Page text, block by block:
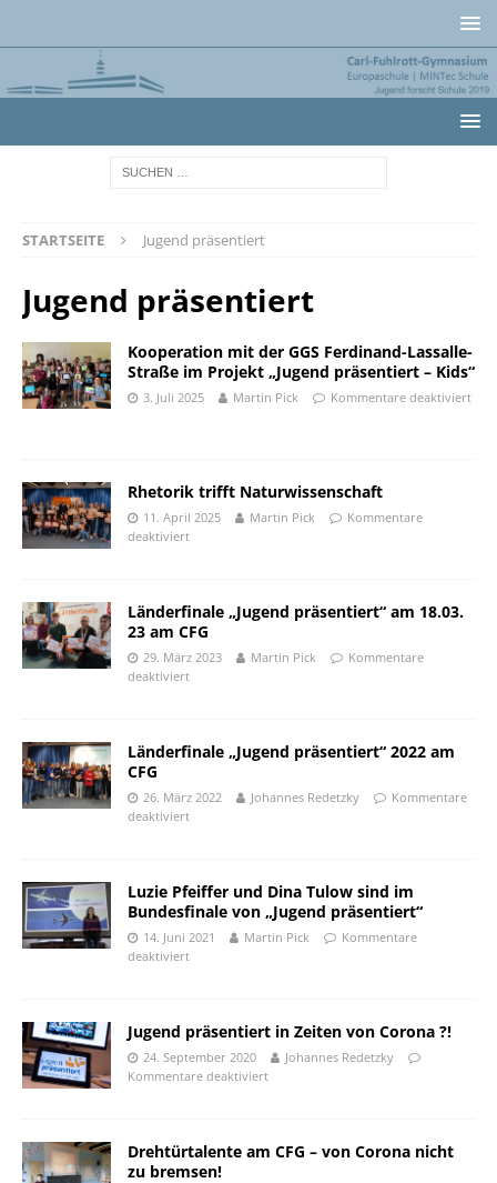
STARTSEITE Jugend präsentiert
Jugend präsentiert
Kooperation mit der GGS Ferdinand-Lassalle-
Straße im Projekt „Jugend präsentiert – Kids“
3. Juli 2025 Martin Pick Kommentare deaktiviert
Rhetorik trifft Naturwissenschaft
11. April 2025 Martin Pick
Kommentare
deaktiviert
Länderfinale „Jugend präsentiert“ am 18.03.
23 am CFG
29. März 2023 Martin Pick
Kommentare
deaktiviert
Länderfinale „Jugend präsentiert“ 2022 am
CFG
26. März 2022 Johannes Redetzky
Kommentare
deaktiviert
Luzie Pfeiffer und Dina Tulow sind im
Bundesfinale von „Jugend präsentiert“
14. Juni 2021 Martin Pick
Kommentare
deaktiviert
Jugend präsentiert in Zeiten von Corona ?!
24. September 2020
Johannes Redetzky
Kommentare deaktiviert
Drehtürtalente am CFG – von Corona nicht
zu bremsen!